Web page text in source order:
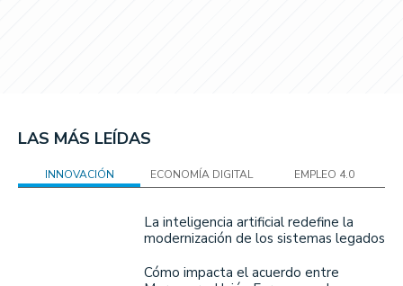
LAS MÁS LEÍDAS
INNOVACIÓN ECONOMÍA DIGITAL EMPLEO 4.0
La inteligencia artificial redefine la
modernización de los sistemas legados
Cómo impacta el acuerdo entre